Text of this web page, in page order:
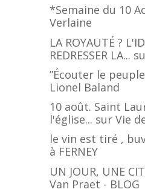
*Semaine du 10
Verlaine
LA ROYAUTÉ ?
REDRESSER LA...
”Écouter le
Lionel Baland
10 août. Saint
l'église... sur Vie
le vin est tiré ,
à FERNEY
UN JOUR, UNE
Van Praet - BLOG